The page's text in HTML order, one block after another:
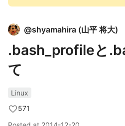
@shyamahira (山平 将大)
.bash_profileと
て
Linux
571